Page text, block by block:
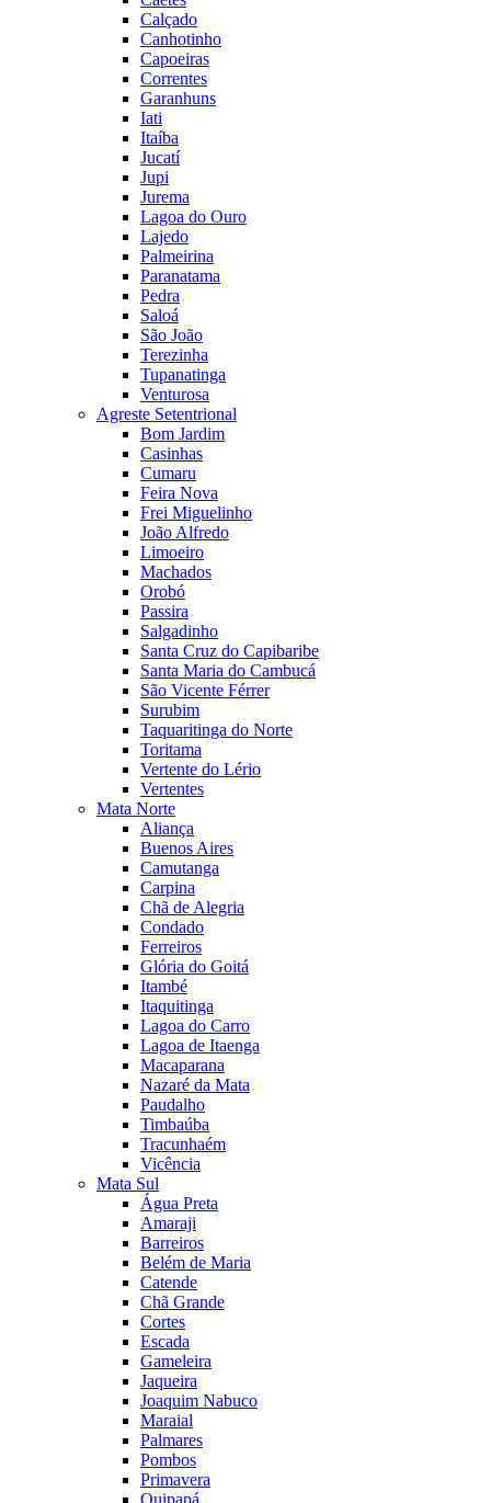
Calçado
Canhotinho
Capoeiras
Correntes
Garanhuns
Iati
Itaíba
Jucatí
Jupi
Jurema
Lagoa do Ouro
Lajedo
Palmeirina
Paranatama
Pedra
Saloá
São João
Terezinha
Tupanatinga
Venturosa
Agreste Setentrional
Bom Jardim
Casinhas
Cumaru
Feira Nova
Frei Miguelinho
João Alfredo
Limoeiro
Machados
Orobó
Passira
Salgadinho
Santa Cruz do Capibaribe
Santa Maria do Cambucá
São Vicente Férrer
Surubim
Taquaritinga do Norte
Toritama
Vertente do Lério
Vertentes
Mata Norte
Aliança
Buenos Aires
Camutanga
Carpina
Chã de Alegria
Condado
Ferreiros
Glória do Goitá
Itambé
Itaquitinga
Lagoa do Carro
Lagoa de Itaenga
Macaparana
Nazaré da Mata
Paudalho
Timbaúba
Tracunhaém
Vicência
Mata Sul
Água Preta
Amaraji
Barreiros
Belém de Maria
Catende
Chã Grande
Cortes
Escada
Gameleira
Jaqueira
Joaquim Nabuco
Maraial
Palmares
Pombos
Primavera
Quipapá